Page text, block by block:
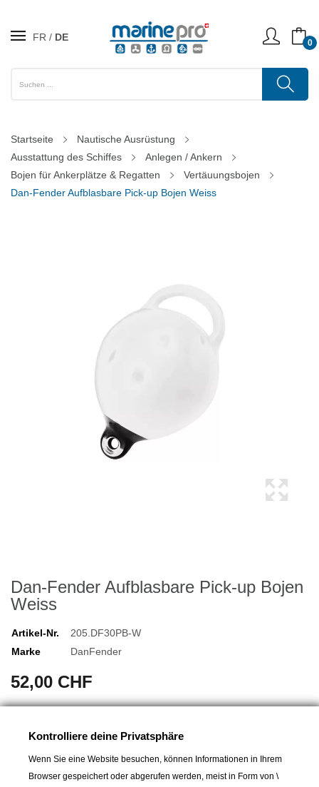
FR DE 0
Startseite
Nautische Ausrüstung
Ausstattung des Schiffes
Anlegen / Ankern
Bojen für Ankerplätze & Regatten
Vertäuungsbojen
Dan-Fender Aufblasbare Pick-up Bojen Weiss
Dan-Fender Aufblasbare Pick-up Bojen
Weiss
Artikel-Nr.
205.DF30PB-W
Marke
DanFender
52,00 CHF
Gesamthöhe: 400 mm
Auftrieb: 8 kg
Kontrolliere deine Privatsphäre
Wenn Sie eine Website besuchen, können Informationen in Ihrem
Browser gespeichert oder abgerufen werden, meist in Form von \